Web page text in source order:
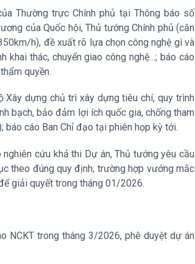
Thường trực Chính phủ tại Thông báo số
của Quốc hội, Thủ tướng Chính phủ (căn
h), đề xuất rõ lựa chọn công nghệ gì và
khai thác, chuyển giao công nghệ…; báo cáo
quyền.
dựng chủ trì xây dựng tiêu chí, quy trình
bạch, bảo đảm lợi ích quốc gia, chống tham
cáo Ban Chỉ đạo tại phiên họp kỳ tới.
cứu khả thi Dự án, Thủ tướng yêu cầu
theo đúng quy định; trường hợp vướng mắc
giải quyết trong tháng 01/2026.
NCKT trong tháng 3/2026, phê duyệt dự án